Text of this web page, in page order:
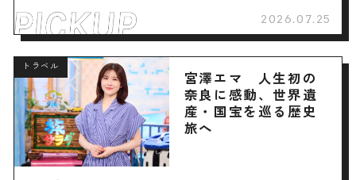
2026.07.25
トラベル
宮澤エマ 人生初の
奈良に感動、世界遺
産・国宝を巡る歴史
旅へ